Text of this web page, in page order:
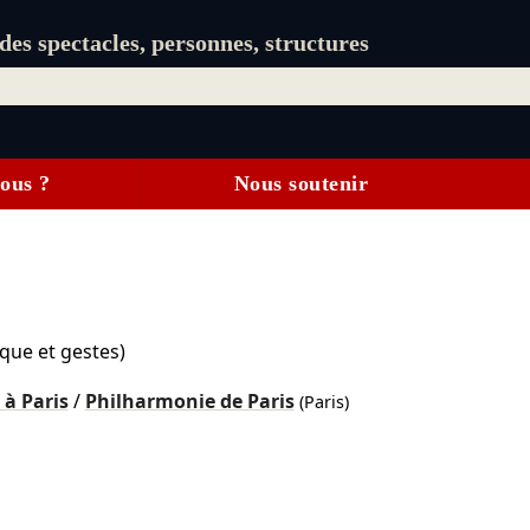
spectacles, personnes, structures
? Nous soutenir
et gestes)
Paris/ Philharmonie de Paris(Paris)